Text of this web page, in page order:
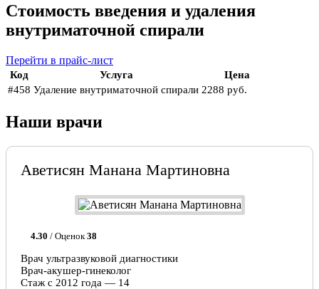
Стоимость введения и удаления
внутриматочной спирали
Перейти в прайс-лист
Код Услуга
Цена
#458 Удаление внутриматочной спирали 2288 руб.
Наши врачи
Аветисян Манана Мартиновна
4.30 / Оценок 38
Врач ультразвуковой диагностики
Врач-акушер-гинеколог
Стаж с 2012 года — 14